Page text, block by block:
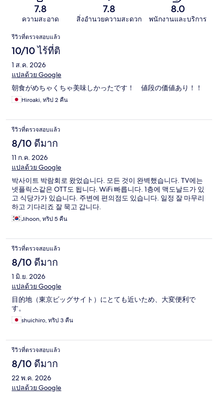
7.8
ความสะอาด
7.8
สิ่งอำนวยความสะดวก
8.0
พนักงานและบริการ
รีวิว
รีวิวที่ตรวจสอบแล้ว
10/10 ไร้ที่ติ
1 ส.ค. 2026
แปลด้วย Google
朝食がめちゃくちゃ美味しかったです！ 値段の価値あり！！
Hiroaki, ทริป 2 คืน
รีวิวที่ตรวจสอบแล้ว
8/10 ดีมาก
11 ก.ค. 2026
แปลด้วย Google
박사이트 박람회로 왔었습니다. 모든 것이 완벽했습니다. TV에는
넷플릭스같은 OTT도 됩니다. WiFi 빠릅니다. 1층에 맥도날드가 있
고 식당가가 있습니다. 주변에 편의점도 있습니다. 일정 잘 마무리
하고 기다리죠 잘 묵고 갑니다.
Jihoon, ทริป 5 คืน
รีวิวที่ตรวจสอบแล้ว
8/10 ดีมาก
1 มิ.ย. 2026
แปลด้วย Google
目的地（東京ビッグサイト）にとても近いため、大変便利で
す。
shuichiro, ทริป 3 คืน
รีวิวที่ตรวจสอบแล้ว
8/10 ดีมาก
22 พ.ค. 2026
แปลด้วย Google